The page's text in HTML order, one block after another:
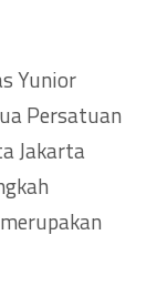
Yunior
Persatuan
Jakarta